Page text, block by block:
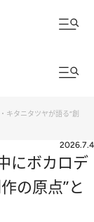
キタニタツヤが語る“創
2026.7.4
にボカロデ
の原点”と